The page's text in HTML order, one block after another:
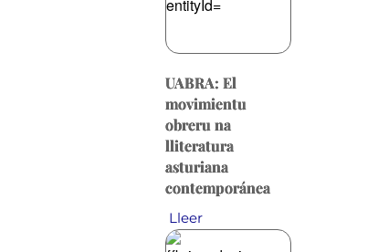
UABRA: El
movimientu
obreru na
lliteratura
asturiana
contemporánea
Lleer